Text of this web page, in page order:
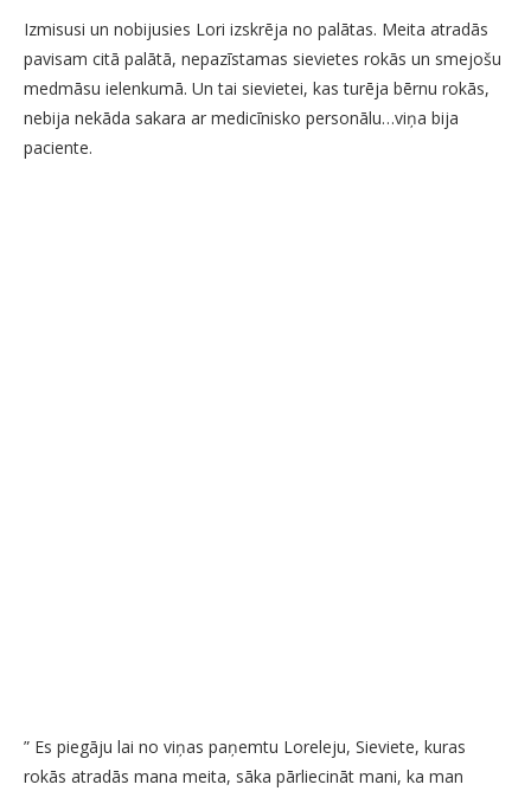
Izmisusi un nobijusies Lori izskrēja no palātas. Meita atradās
pavisam citā palātā, nepazīstamas sievietes rokās un smejošu
medmāsu ielenkumā. Un tai sievietei, kas turēja bērnu rokās,
nebija nekāda sakara ar medicīnisko personālu…viņa bija
paciente.
” Es piegāju lai no viņas paņemtu Loreleju, Sieviete, kuras
rokās atradās mana meita, sāka pārliecināt mani, ka man